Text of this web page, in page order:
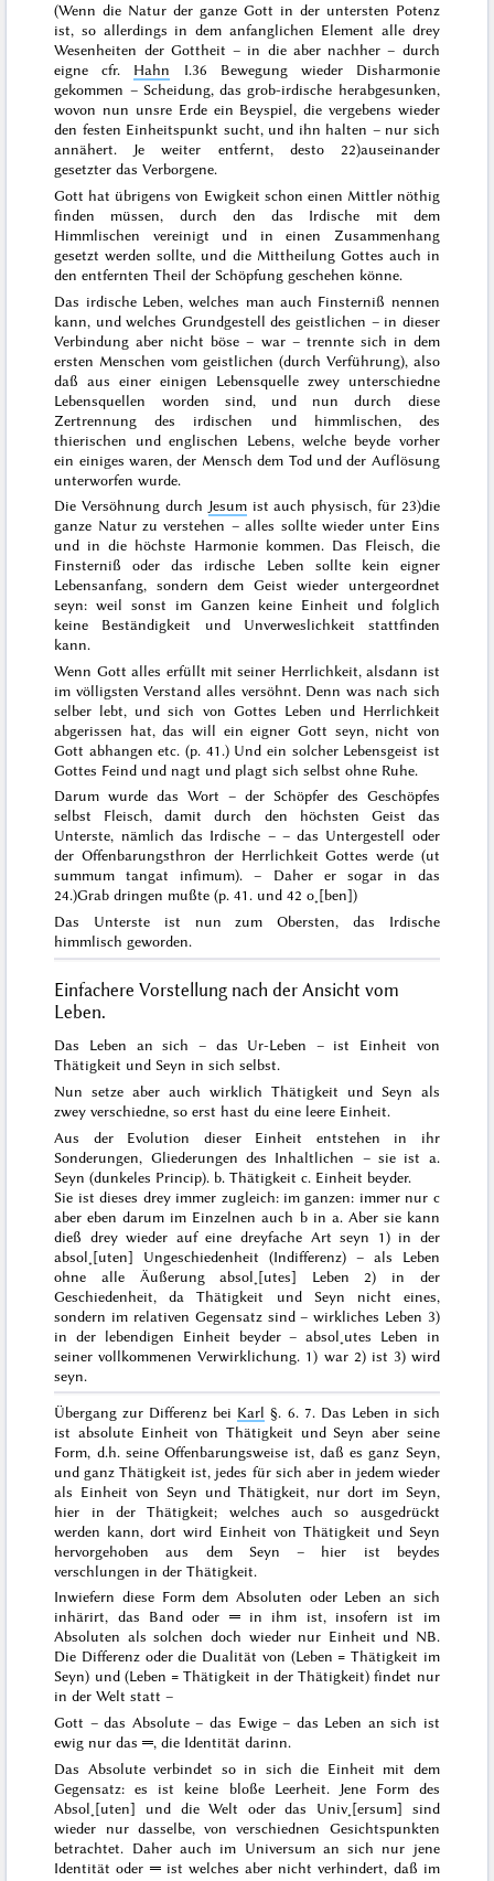
(Wenn die Natur derganze Gott in der untersten Potenz
ist, so allerdings in dem anfanglichen Element alle drey
Wesenheiten der Gottheit – in die aber nachher – durch
eignecfr. Hahn I.36 Bewegung wieder Disharmonie
gekommen – Scheidung, das grob-irdische herabgesunken,
wovon nun unsre Erde ein Beyspiel, die vergebens wieder
den festen Einheitspunkt sucht, und ihn halten – nur sich
annähert. Je weiter entfernt, desto 22)auseinander
gesetzter das Verborgene.
Gott hat übrigens von Ewigkeit schon einen Mittler nöthig
finden müssen, durch den das Irdische mit dem
Himmlischen vereinigt und in einen Zusammenhang
gesetzt werden sollte, und die Mittheilung Gottes auch in
den entfernten Theil der Schöpfung geschehen könne.
Das irdische Leben, welches man auch Finsterniß nennen
kann, und welches Grundgestell des geistlichen – in dieser
Verbindung aber nicht böse – war – trennte sich in dem
ersten Menschen vom geistlichen (durch Verführung), also
daß aus einer einigen Lebensquelle zwey unterschiedne
Lebensquellen worden sind, und nun durch diese
Zertrennung des irdischen undhimmlischen, des
thierischen und englischen Lebens, welche beyde vorher
ein einiges waren, der Mensch dem Tod und der Auflösung
unterworfen wurde.
Die Versöhnung durch Jesumist auch physisch, für 23)die
ganze Natur zu verstehen – alles sollte wieder unter Eins
und in die höchste Harmonie kommen. Das Fleisch, die
Finsterniß oder das irdische Leben sollte kein eigner
Lebensanfang, sondern dem Geist wieder untergeordnet
seyn: weil sonst im Ganzen keine Einheit und folglich
keine Beständigkeit und Unverweslichkeit stattfinden
kann.
Wenn Gott alles erfüllt mit seiner Herrlichkeit, alsdann ist
im völligsten Verstand alles versöhnt. Denn was nach sich
selber lebt, und sich von Gottes Leben und Herrlichkeit
abgerissen hat, das will ein eigner Gott seyn, nicht von
Gott abhangen etc. (p. 41.) Und ein solcher Lebensgeist ist
Gottes Feind und nagt und plagt sich selbst ohne Ruhe.
Darum wurde das Wort – der Schöpfer des Geschöpfes
selbst Fleisch, damit durch den höchsten Geist das
Unterste, nämlich das Irdische – –das Untergestell oder
der Offenbarungsthron der Herrlichkeit Gottes werde (ut
summum tangat infimum). – Daher er sogar in das
24.)Grab dringen mußte (p. 41. und 42 o˖[ben])
Das Unterste ist nun zum Obersten, das Irdische
himmlisch geworden.
Einfachere Vorstellung nach der Ansicht vom
Leben.
Das Leben an sich – das Ur-Leben – ist Einheit von
Thätigkeit und Seyn in sich selbst.
Nun setze aber auch wirklich Thätigkeit und Seyn als
zwey verschiedne, so erst hast du eine leere Einheit.
Aus der Evolution dieser Einheit entstehen in ihr
Sonderungen, Gliederungen des Inhaltlichen – sie ist a.
Seyn (dunkeles Princip). b. Thätigkeit c. Einheit beyder.
Sie ist dieses drey immer zugleich: im ganzen: immer nur c
aber eben darum im Einzelnen auch b in a. Aber sie kann
dieß drey wieder auf eine dreyfache Art seyn 1) in der
absol˖[uten] Ungeschiedenheit (Indifferenz) – als Leben
ohne alle Äußerungabsol˖[utes] Leben 2) in der
Geschiedenheit, da Thätigkeit und Seyn nicht eines,
sondern im relativen Gegensatz sind –wirkliches Leben 3)
in der lebendigen Einheit beyder – absol˖utes Leben in
seiner vollkommenen Verwirklichung. 1) war 2) ist 3) wird
seyn.
Übergang zur Differenz bei Karl §. 6. 7. Das Leben in sich
ist absolute Einheit von Thätigkeit und Seynaber seine
Form, d.h. seine Offenbarungsweise ist, daß esganz Seyn,
undganz Thätigkeit ist, jedes für sich aber in jedem wieder
als Einheit von Seyn und Thätigkeit, nur dort imSeyn,
hier in der Thätigkeit; welches auch so ausgedrückt
werden kann, dort wird Einheit von Thätigkeit und Seyn
hervorgehoben aus dem Seyn – hier ist beydes
verschlungen in der Thätigkeit.
Inwiefern diese Form dem Absoluten oder Leben an sich
inhärirt, das Band oder ═ in ihm ist, insofern ist im
Absoluten als solchen doch wieder nur Einheit und NB.
Die Differenz oder die Dualität von (Leben = Thätigkeit im
Seyn) und (Leben = Thätigkeit in der Thätigkeit) findet nur
in derWelt statt –
Gott – das Absolute – das Ewige – das Leben an sich ist
ewig nur das ═, die Identität darinn.
Das Absolute verbindet so in sich die Einheit mit dem
Gegensatz: es ist keine bloße Leerheit. Jene Formdes
Absol˖[uten] und die Welt oder das Univ˖[ersum] sind
wieder nur dasselbe, von verschiednen Gesichtspunkten
betrachtet. Daher auch im Universum an sich nur jene
Identität oder ═ ist welches aber nicht verhindert, daß im